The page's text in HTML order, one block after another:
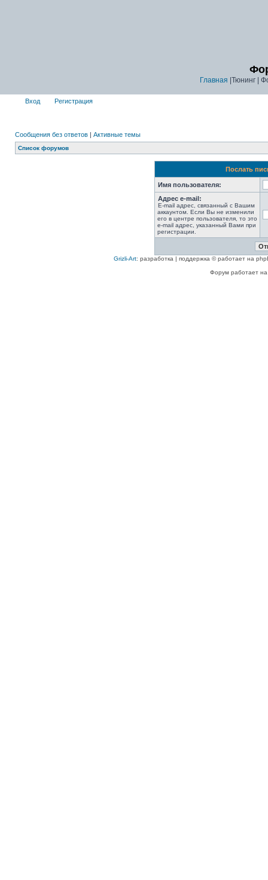
Главная |Тюнинг |
Вход Регистрация
Сообщения без ответов | Активные темы
Список форумов
Послать
Имя пользователя:
Адрес e-mail:
E-mail адрес, связанный с Вашим
аккаунтом. Если Вы не изменили
его в центре пользователя, то это
e-mail адрес, указанный Вами при
регистрации.
Grizli-Art: разработка | поддержка © работает на
Форум работает